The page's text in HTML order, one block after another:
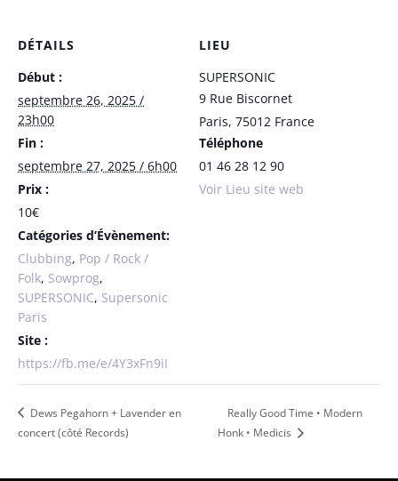
DÉTAILS
Début :
septembre 26, 2025 /
23h00
Fin :
septembre 27, 2025 / 6h00
Prix :
10€
Catégories d’Évènement:
Clubbing, Pop / Rock /
Folk, Sowprog,
SUPERSONIC, Supersonic
Paris
Site :
https://fb.me/e/4Y3xFn9iI
LIEU
SUPERSONIC
9 Rue Biscornet
Paris, 75012 France
Téléphone
01 46 28 12 90
Voir Lieu site web
Dews Pegahorn + Lavender en
concert (côté Records)
Really Good Time • Modern
Honk • Medicis